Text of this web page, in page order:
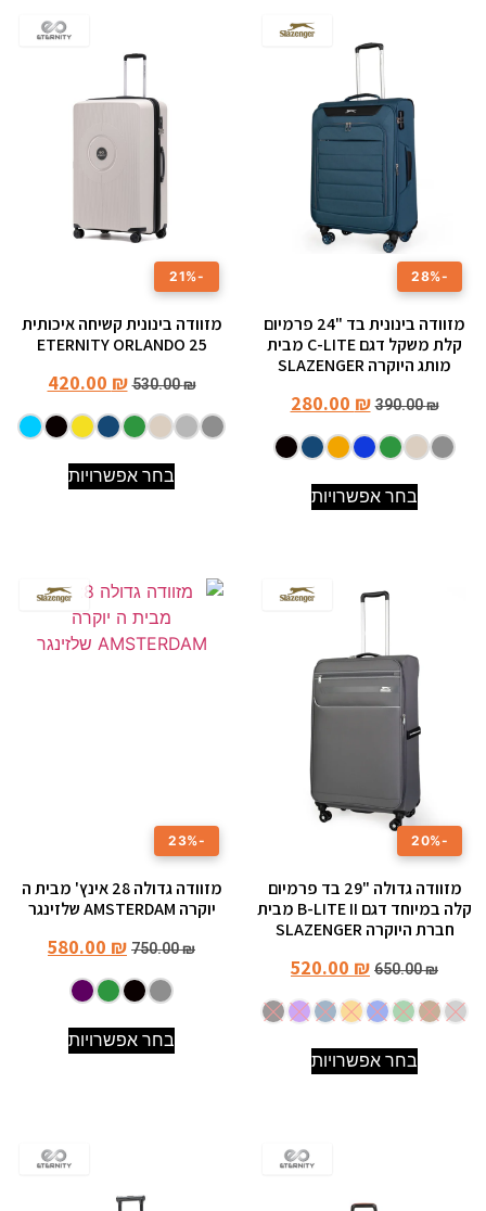
-28%
מזוודה בינונית בד "24 פרמיום
קלת משקל דגם C-LITE מבית
מותג היוקרה SLAZENGER
390.00₪
280.00 ₪
בחר אפשרויות
-21%
מזוודה בינונית קשיחה איכותית
25 ETERNITY ORLANDO
530.00₪
420.00 ₪
בחר אפשרויות
-20%
מזוודה גדולה "29 בד פרמיום
קלה במיוחד דגם B-LITE II מבית
חברת היוקרה SLAZENGER
650.00₪
520.00 ₪
בחר אפשרויות
-23%
מזוודה גדולה 28 אינץ' מבית ה
יוקרה AMSTERDAM שלזינגר
750.00₪
580.00 ₪
בחר אפשרויות